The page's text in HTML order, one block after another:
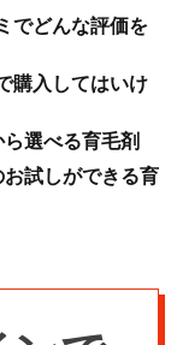
o
o
でどんな評価を
購入してはいけ
選べる育毛剤
試しができる育